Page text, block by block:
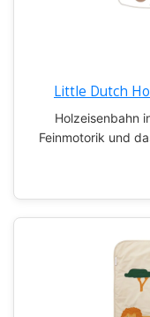
Little Dutch
Holzeisenbahn
Feinmotorik und